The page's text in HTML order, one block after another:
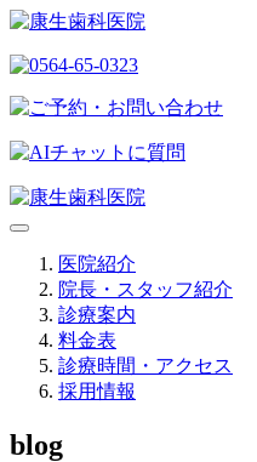
医院紹介
院長・スタッフ紹介
診療案内
料金表
診療時間・アクセス
採用情報
blog